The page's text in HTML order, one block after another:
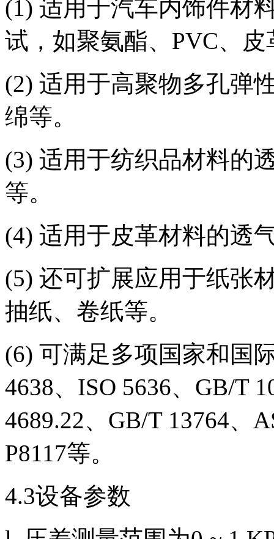
(1) 适用于汽车内饰件材
试，如聚氨酯、PVC、
(2) 适用于高聚物多孔弹
绵等。
(3) 适用于纺织品材料的
等。
(4) 适用于皮革材料的透
(5) 还可扩展应用于纸张
抽纸、卷纸等。
(6) 可满足多项国家和国
4638、ISO 5636、GB/T
4689.22、GB/T 13764、
P8117等。
4.3设备参数